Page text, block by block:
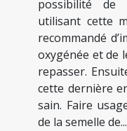
possibilité de
utilisant cette
recommandé
oxygénée et de
repasser.
cette dernière
sain. Faire
de la semelle de...